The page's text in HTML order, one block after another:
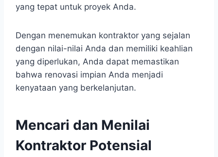
yang tepat untuk proyek Anda.
Dengan menemukan kontraktor yang sejalan
dengan nilai-nilai Anda dan memiliki keahlian
yang diperlukan, Anda dapat memastikan
bahwa renovasi impian Anda menjadi
kenyataan yang berkelanjutan.
Mencari dan Menilai
Kontraktor Potensial